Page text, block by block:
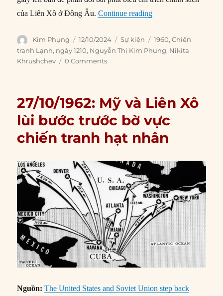
của Liên Xô ở Đông Âu.Continue reading“12/10/1960: “Sự cố
Author
Kim Phụng
Posted
on
12/10/2024 Categories
Sự kiện Tags
1960,Chiến
tranh Lạnh, ngày 1210, Nguyễn Thị Kim Phụng, Nikita
Khrushchev
0 Comments
27/10/1962: Mỹ và Liên Xô
lùi bước trước bờ vực
chiến tranh hạt nhân
Nguồn:The United States and Soviet Union step back